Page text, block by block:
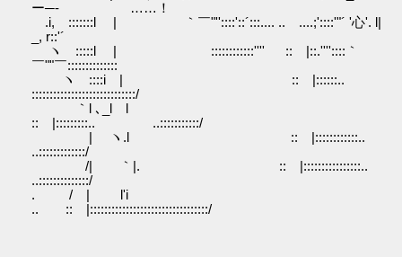
ー─- ……！
.i, :::::::l | ｀￣"''::::'::´:::.... .. ....;'::::'"´ '心'. l|
_, r::'´
ヽ :::::l | ::::::::::::'''' :: |::.''''::::｀
￣""￣::::::::::::::
ヽ ::::i | :: |::::::..
:::::::::::::::::::::::::::::/
｀l ､_l l
:: |:::::::::.. ..:::::::::::/
| ヽ.l :: |::::::::::::..
..:::::::::::::/
/| ｀|. :: |::::::::::::::::..
..::::::::::::::/
. / | l'i
.. :: |:::::::::::::::::::::::::::::::::/